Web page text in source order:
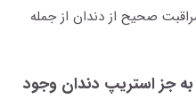
صحیح از دندان از جمله
جز استریپ دندان وجود